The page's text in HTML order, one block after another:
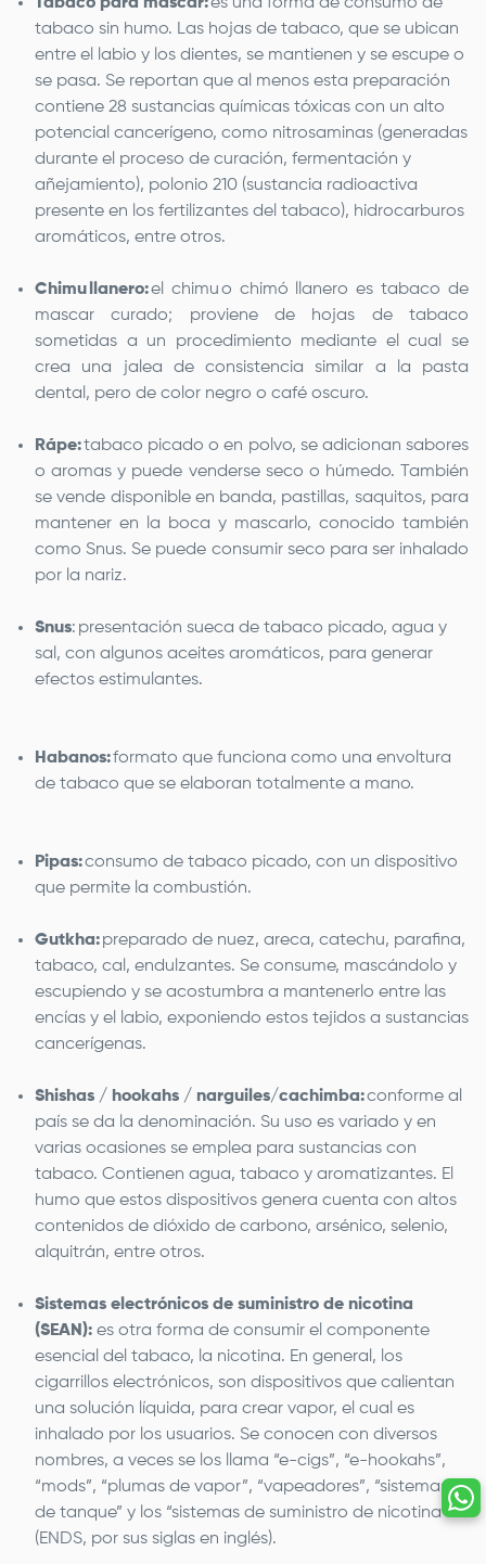
tabaco sin humo. Las hojas de tabaco, que se ubican
entre el labio y los dientes, se mantienen y se escupe o
se pasa. Se reportan que al menos esta preparación
contiene 28 sustancias químicas tóxicas con un alto
potencial cancerígeno, como nitrosaminas (generadas
durante el proceso de curación, fermentación y
añejamiento), polonio 210 (sustancia radioactiva
presente en los fertilizantes del tabaco), hidrocarburos
aromáticos, entre otros.
Chimu llanero:el chimu o chimó llanero es tabaco de
mascar curado; proviene de hojas de tabaco
sometidas a un procedimiento mediante el cual se
crea una jalea de consistencia similar a la pasta
dental, pero de color negro o café oscuro.
Rápe:tabaco picado o en polvo, se adicionan sabores
o aromas y puede venderse seco o húmedo. También
se vende disponible en banda, pastillas, saquitos, para
mantener en la boca y mascarlo, conocido también
como Snus. Se puede consumir seco para ser inhalado
por la nariz.
Snus: presentación sueca de tabaco picado, agua y
sal, con algunos aceites aromáticos, para generar
efectos estimulantes.
Habanos:formato que funciona como una envoltura
de tabaco que se elaboran totalmente a mano.
Pipas:consumo de tabaco picado, con un dispositivo
que permite la combustión.
Gutkha:preparado de nuez, areca, catechu, parafina,
tabaco, cal, endulzantes. Se consume, mascándolo y
escupiendo y se acostumbra a mantenerlo entre las
encías y el labio, exponiendo estos tejidos a sustancias
cancerígenas.
Shishas / hookahs / narguiles/cachimba:conforme al
país se da la denominación. Su uso es variado y en
varias ocasiones se emplea para sustancias con
tabaco. Contienen agua, tabaco y aromatizantes. El
humo que estos dispositivos genera cuenta con altos
contenidos de dióxido de carbono, arsénico, selenio,
alquitrán, entre otros.
Sistemas electrónicos de suministro de nicotina
(SEAN): es otra forma de consumir el componente
esencial del tabaco, la nicotina. En general, los
cigarrillos electrónicos, son dispositivos que calientan
una solución líquida, para crear vapor, el cual es
inhalado por los usuarios. Se conocen con diversos
nombres, a veces se los llama “e-cigs”, “e-hookahs”,
“mods”, “plumas de vapor”, “vapeadores”, “sistemas
de tanque” y los “sistemas de suministro de nicotina”
(ENDS, por sus siglas en inglés).